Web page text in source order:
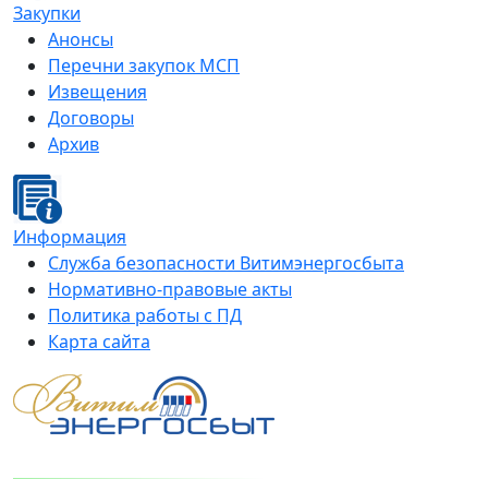
Закупки
Анонсы
Перечни закупок МСП
Извещения
Договоры
Архив
Информация
Служба безопасности Витимэнергосбыта
Нормативно-правовые акты
Политика работы с ПД
Карта сайта